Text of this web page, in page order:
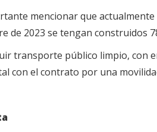
mencionar que
de 2023 se tengan construidos
transporte público limpio, con
con el contrato por una